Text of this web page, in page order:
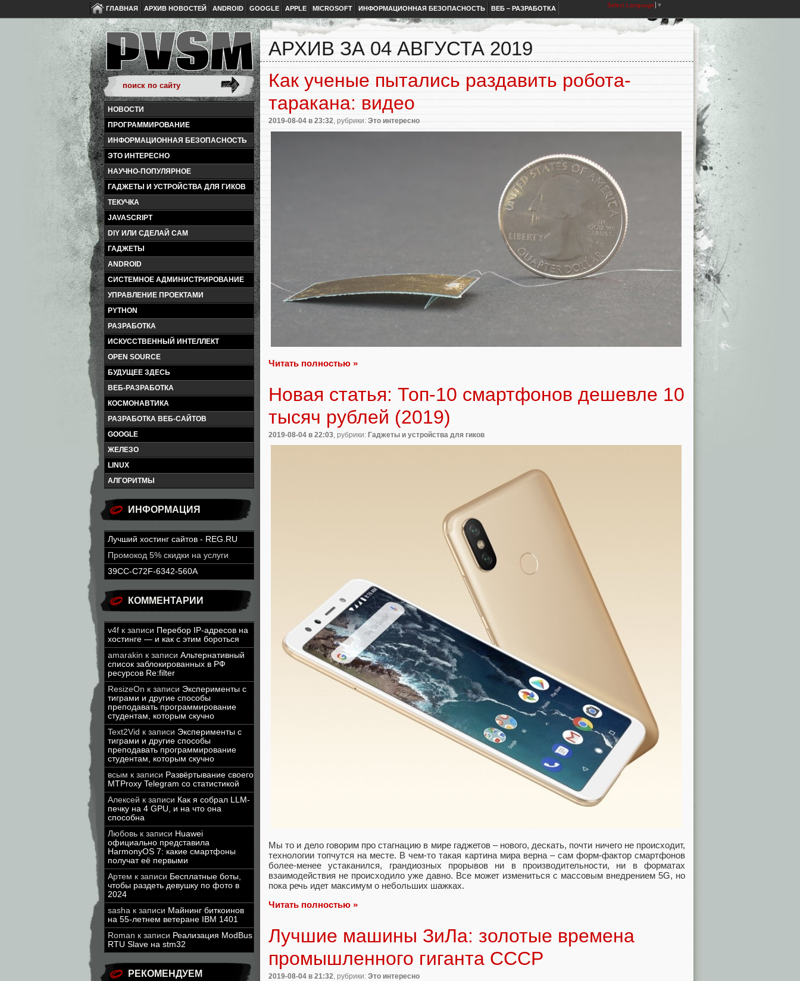
ГЛАВНАЯ АРХИВ НОВОСТЕЙ ANDROID GOOGLE APPLE MICROSOFT ИНФОРМАЦИОННАЯ БЕЗОПАСНОСТЬ ВЕБ – РАЗРАБОТКА Select Language ▼
НОВОСТИ
ПРОГРАММИРОВАНИЕ
ИНФОРМАЦИОННАЯ БЕЗОПАСНОСТЬ
ЭТО ИНТЕРЕСНО
НАУЧНО-ПОПУЛЯРНОЕ
ГАДЖЕТЫ И УСТРОЙСТВА ДЛЯ ГИКОВ
ТЕКУЧКА
JAVASCRIPT
DIY ИЛИ СДЕЛАЙ САМ
ГАДЖЕТЫ
ANDROID
СИСТЕМНОЕ АДМИНИСТРИРОВАНИЕ
УПРАВЛЕНИЕ ПРОЕКТАМИ
PYTHON
РАЗРАБОТКА
ИСКУССТВЕННЫЙ ИНТЕЛЛЕКТ
OPEN SOURCE
БУДУЩЕЕ ЗДЕСЬ
ВЕБ-РАЗРАБОТКА
КОСМОНАВТИКА
РАЗРАБОТКА ВЕБ-САЙТОВ
GOOGLE
ЖЕЛЕЗО
LINUX
АЛГОРИТМЫ
ИНФОРМАЦИЯ
Лучший хостинг сайтов - REG.RU
Промокод 5% скидки на услуги
39CC-C72F-6342-560A
КОММЕНТАРИИ
v4f к записи Перебор IP-адресов на
хостинге — и как с этим бороться
amarakin к записи Альтернативный
список заблокированных в РФ
ресурсов Re:filter
ResizeOn к записи Эксперименты с
тиграми и другие способы
преподавать программирование
студентам, которым скучно
Text2Vid к записи Эксперименты с
тиграми и другие способы
преподавать программирование
студентам, которым скучно
всым к записи Развёртывание своего
MTProxy Telegram со статистикой
Алексей к записи Как я собрал LLM-
печку на 4 GPU, и на что она
способна
Любовь к записи Huawei
официально представила
HarmonyOS 7: какие смартфоны
получат её первыми
Артем к записи Бесплатные боты,
чтобы раздеть девушку по фото в
2024
sasha к записи Майнинг биткоинов
на 55-летнем ветеране IBM 1401
Roman к записи Реализация ModBus
RTU Slave на stm32
РЕКОМЕНДУЕМ
АРХИВ ЗА 04 АВГУСТА 2019
Как ученые пытались раздавить робота-
таракана: видео
2019-08-04 в 23:32, рубрики: Это интересно
Читать полностью »
Новая статья: Топ-10 смартфонов дешевле 10
тысяч рублей (2019)
2019-08-04 в 22:03 , рубрики: Гаджеты и устройства для гиков
Мы то и дело говорим про стагнацию в мире гаджетов – нового, дескать, почти ничего не происходит,
технологии топчутся на месте. В чем-то такая картина мира верна – сам форм-фактор смартфонов
более-менее устаканился, грандиозных прорывов ни в производительности, ни в форматах
взаимодействия не происходило уже давно. Все может измениться с массовым внедрением 5G, но
пока речь идет максимум о небольших шажках.
Читать полностью »
Лучшие машины ЗиЛа: золотые времена
промышленного гиганта СССР
2019-08-04 в 21:32, рубрики: Это интересно